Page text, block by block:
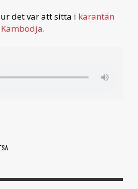
det var att sitta i karantän
.